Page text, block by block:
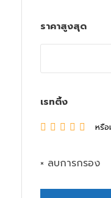
ราคาสูงสุด
เรทติ้ง
หรือ
× ลบการกรอง